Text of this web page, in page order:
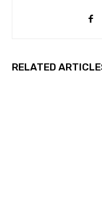
RELATED